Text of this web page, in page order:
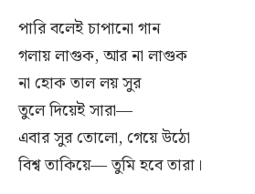
পারি বলেই চাপানো গান
গলায় লাগুক, আর না লাগুক
না হোক তাল লয় সুর
তুলে দিয়েই সারা—
এবার সুর তোলো, গেয়ে উঠো
বিশ্ব তাকিয়ে— তুমি হবে তারা।